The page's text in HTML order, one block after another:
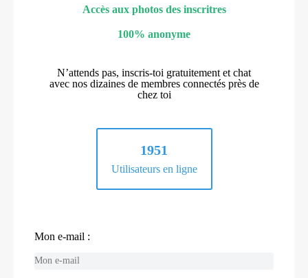
Accès aux photos des inscritres
100% anonyme
N’attends pas, inscris-toi gratuitement et chat
avec nos dizaines de membres connectés près de
chez toi
1951
Utilisateurs en ligne
Mon e-mail :